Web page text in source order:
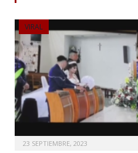
VIRAL
23 SEPTIEMBRE, 2023